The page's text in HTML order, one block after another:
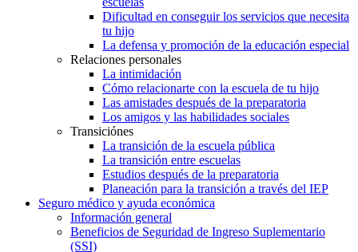
Dificultad en conseguir los servicios que necesita
tu hijo
La defensa y promoción de la educación especial
Relaciones personales
La intimidación
Cómo relacionarte con la escuela de tu hijo
Las amistades después de la preparatoria
Los amigos y las habilidades sociales
Transiciónes
La transición de la escuela pública
La transición entre escuelas
Estudios después de la preparatoria
Planeación para la transición a través del IEP
Seguro médico y ayuda económica
Información general
Beneficios de Seguridad de Ingreso Suplementario
(SSI)